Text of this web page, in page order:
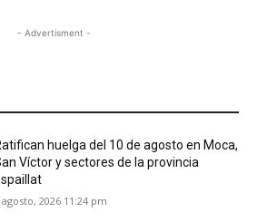
- Advertisment -
huelga del 10 de agosto en Moca,
Víctor y sectores de la provincia
agosto, 2026 11:24 pm